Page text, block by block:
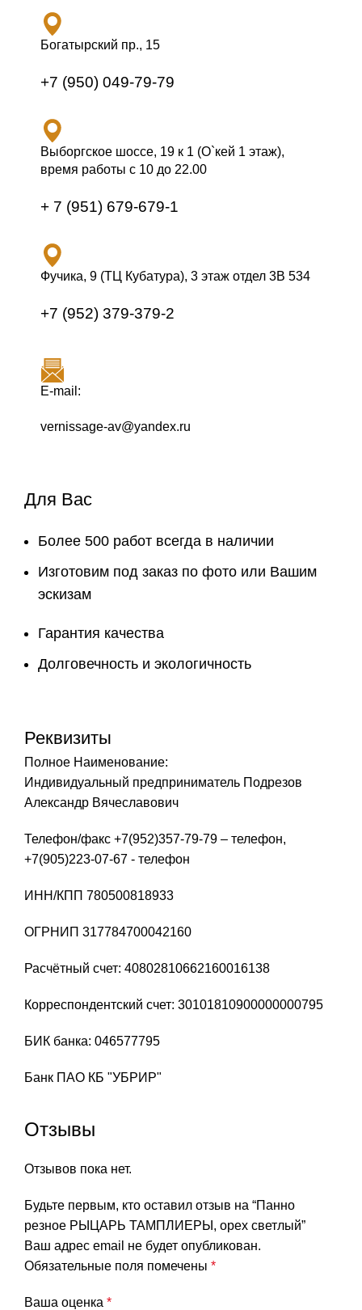
Богатырский пр., 15
+7 (950) 049-79-79
Выборгское шоссе, 19 к 1 (О`кей 1 этаж),
время работы с 10 до 22.00
+ 7 (951) 679-679-1
Фучика, 9 (ТЦ Кубатура), 3 этаж отдел 3В 534
+7 (952) 379-379-2
E-mail:
vernissage-av@yandex.ru
Для Вас
Более 500 работ всегда в наличии
Изготовим под заказ по фото или Вашим
эскизам
Гарантия качества
Долговечность и экологичность
Реквизиты
Полное Наименование:
Индивидуальный предприниматель Подрезов
Александр Вячеславович
Телефон/факс +7(952)357-79-79 – телефон,
+7(905)223-07-67 - телефон
ИНН/КПП 780500818933
ОГРНИП 317784700042160
Расчётный счет: 40802810662160016138
Корреспондентский счет: 30101810900000000795
БИК банка: 046577795
Банк ПАО КБ "УБРИР"
Отзывы
Отзывов пока нет.
Будьте первым, кто оставил отзыв на “Панно
резное РЫЦАРЬ ТАМПЛИЕРЫ, орех светлый”
Ваш адрес email не будет опубликован.
Обязательные поля помечены *
Ваша оценка *